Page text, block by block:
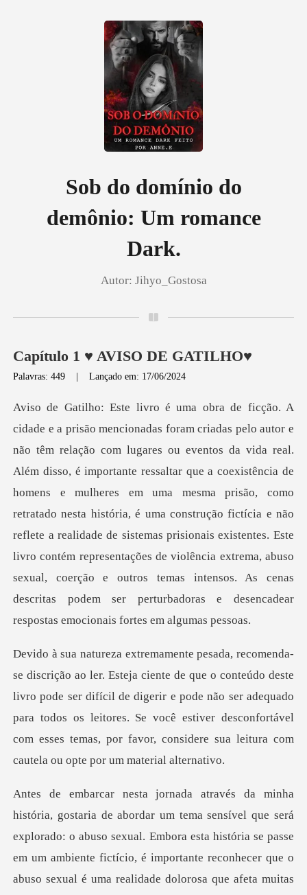
Histórico
Sair
Sob do domínio do
demônio: Um romance
Dark.
Autor: Jihyo_Gostosa
Capítulo 1 ♥ AVISO DE GATILHO♥
Palavras: 449 |Lançado em: 17/06/2024
tar que a coexistência de
homens e mulheres em uma mesma prisão, como
retratado nesta história, é uma construção fictícia e não
reflete a realidade de sistemas prisionais existentes. Este
livro
este
livro pode ser difícil de digerir e pode não ser adequado
para todos os leitores. Se você estiver desc
e será
explorado: o abuso sexual. Embora esta história se passe
em um ambiente fictício, é importa